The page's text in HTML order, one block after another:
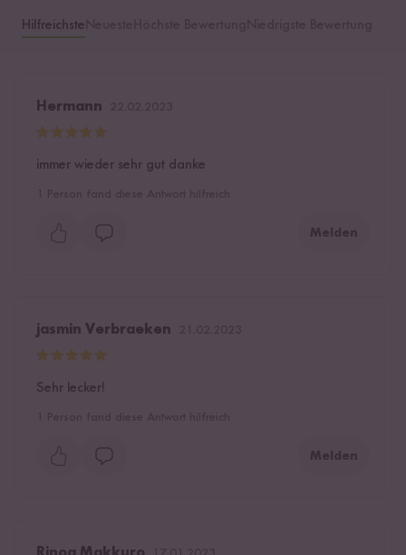
Hilfreichste
Hermann
immer wieder sehr gut danke
Melden
jasmin Verbraeken
Sehr lecker!
Melden